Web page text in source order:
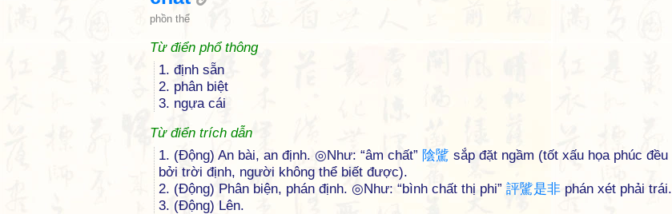
phồn thể
Từ điển phổ thông
1. định sẵn
2. phân biệt
3. ngựa cái
Từ điển trích dẫn
1. (Động) An bài, an định. ◎Như: “âm chất” 陰騭 sắp đặt ngầm (tốt xấu họa phúc đều
bởi trời định, người không thể biết được).
2. (Động) Phân biện, phán định. ◎Như: “bình chất thị phi” 評騭是非 phán xét phải trái.
3. (Động) Lên.